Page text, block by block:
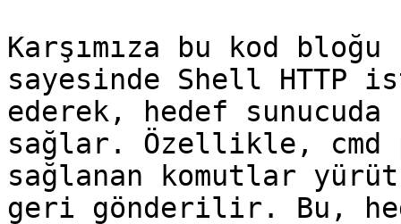
Karşımıza bu kod
sayesinde Shell
ederek, hedef
sağlar. Özellikle, cmd
sağlanan komutlar
geri gönderilir. Bu,